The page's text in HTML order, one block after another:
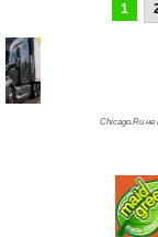
1
Chicago.Ru